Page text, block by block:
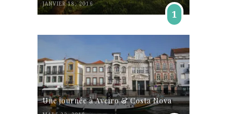
JANVIER 18, 2016
1
Une journée à Aveiro & Costa Nova